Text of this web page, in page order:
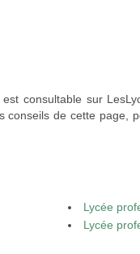
consultable sur
conseils de cette page,
Lycée
Lycée